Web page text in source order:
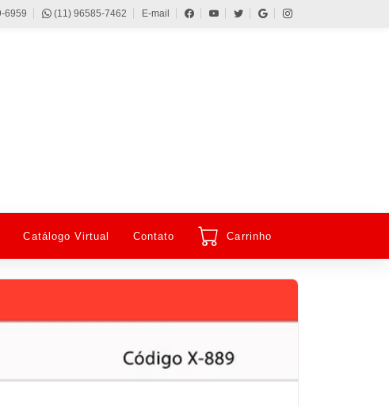
6959 (11) 96585-7462 E-mail
Catálogo Virtual Contato Carrinho